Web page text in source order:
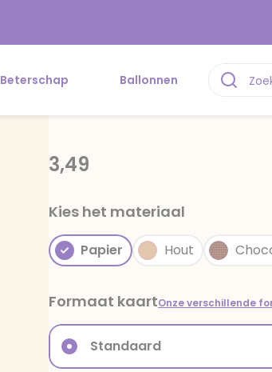
Beterschap Ballonnen
3,49
Kies het materiaal
Papier Hout
Formaat kaartOnze verschillende
Standaard